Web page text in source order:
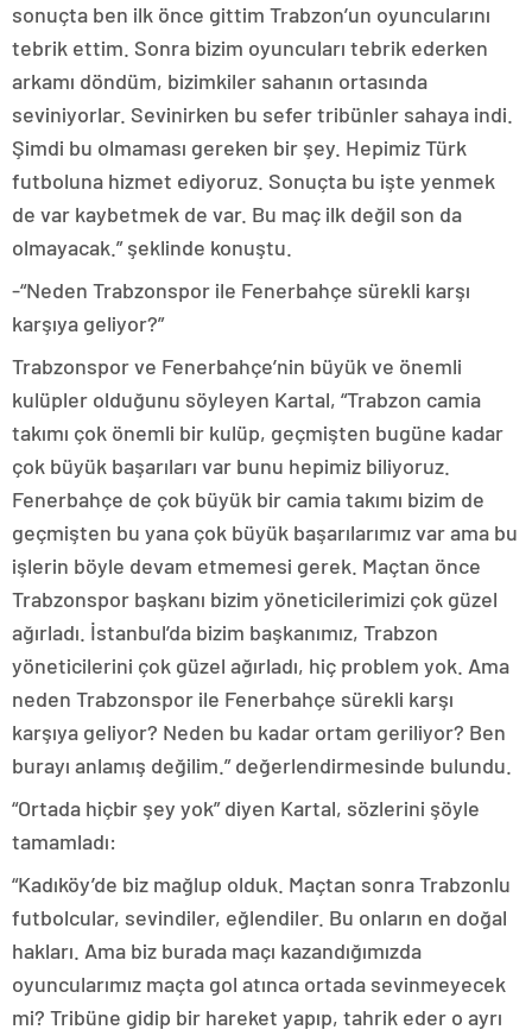
sonuçta ben ilk önce gittim Trabzon’un oyuncularını
tebrik ettim. Sonra bizim oyuncuları tebrik ederken
arkamı döndüm, bizimkiler sahanın ortasında
seviniyorlar. Sevinirken bu sefer tribünler sahaya indi.
Şimdi bu olmaması gereken bir şey. Hepimiz Türk
futboluna hizmet ediyoruz. Sonuçta bu işte yenmek
de var kaybetmek de var. Bu maç ilk değil son da
olmayacak.” şeklinde konuştu.
-“Neden Trabzonspor ile Fenerbahçe sürekli karşı
karşıya geliyor?”
Trabzonspor ve Fenerbahçe’nin büyük ve önemli
kulüpler olduğunu söyleyen Kartal, “Trabzon camia
takımı çok önemli bir kulüp, geçmişten bugüne kadar
çok büyük başarıları var bunu hepimiz biliyoruz.
Fenerbahçe de çok büyük bir camia takımı bizim de
geçmişten bu yana çok büyük başarılarımız var ama bu
işlerin böyle devam etmemesi gerek. Maçtan önce
Trabzonspor başkanı bizim yöneticilerimizi çok güzel
ağırladı. İstanbul’da bizim başkanımız, Trabzon
yöneticilerini çok güzel ağırladı, hiç problem yok. Ama
neden Trabzonspor ile Fenerbahçe sürekli karşı
karşıya geliyor? Neden bu kadar ortam geriliyor? Ben
burayı anlamış değilim.” değerlendirmesinde bulundu.
“Ortada hiçbir şey yok” diyen Kartal, sözlerini şöyle
tamamladı:
“Kadıköy’de biz mağlup olduk. Maçtan sonra Trabzonlu
futbolcular, sevindiler, eğlendiler. Bu onların en doğal
hakları. Ama biz burada maçı kazandığımızda
oyuncularımız maçta gol atınca ortada sevinmeyecek
mi? Tribüne gidip bir hareket yapıp, tahrik eder o ayrı